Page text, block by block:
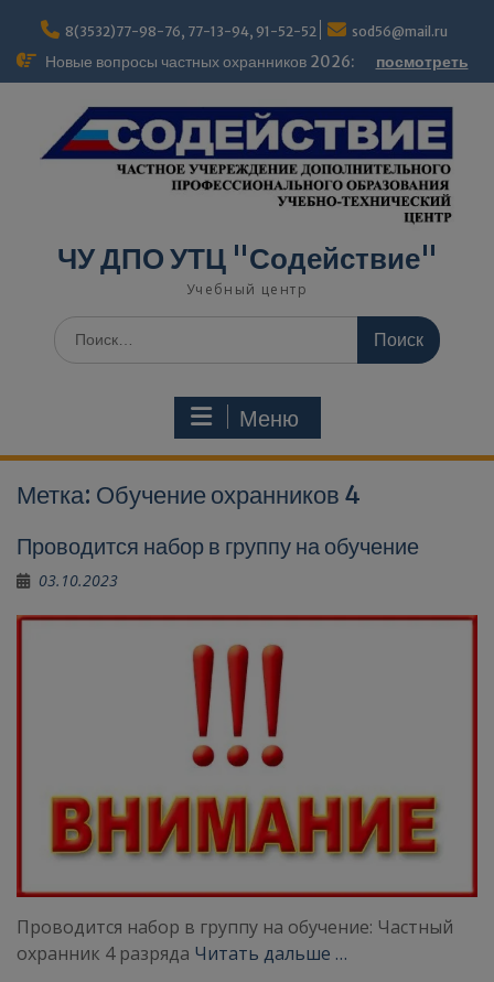
содержимому
8(3532)77-98-76, 77-13-94, 91-52-52 sod56@mail.ru
Новые вопросы частных охранников 2026: посмотреть
ЧУ ДПО УТЦ "Содействие"
Учебный центр
Поиск
по:
Меню
Метка: Обучение охранников 4
Проводится набор в группу на обучение
03.10.2023
Проводится набор в группу на обучение: Частный
охранник 4 разряда Читать дальше …